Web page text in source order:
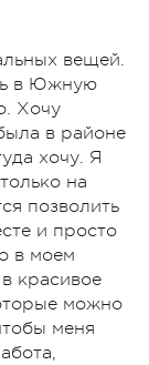
вещей.
в Южную
Хочу
в районе
хочу. Я
на
позволить
и просто
в моем
красивое
можно
меня